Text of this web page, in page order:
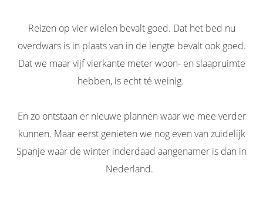
Reizen op vier wielen bevalt goed. Dat het bed nu
overdwars is in plaats van in de lengte bevalt ook goed.
Dat we maar vijf vierkante meter woon- en slaapruimte
hebben, is echt té weinig.
En zo ontstaan er nieuwe plannen waar we mee verder
kunnen. Maar eerst genieten we nog even van zuidelijk
Spanje waar de winter inderdaad aangenamer is dan in
Nederland.